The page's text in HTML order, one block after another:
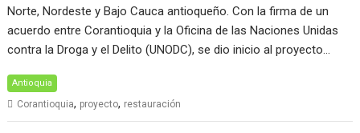
Norte, Nordeste y Bajo Cauca antioqueño. Con la firma de un
acuerdo entre Corantioquia y la Oficina de las Naciones Unidas
contra la Droga y el Delito (UNODC), se dio inicio al proyecto…
Antioquia
Corantioquia, proyecto, restauración